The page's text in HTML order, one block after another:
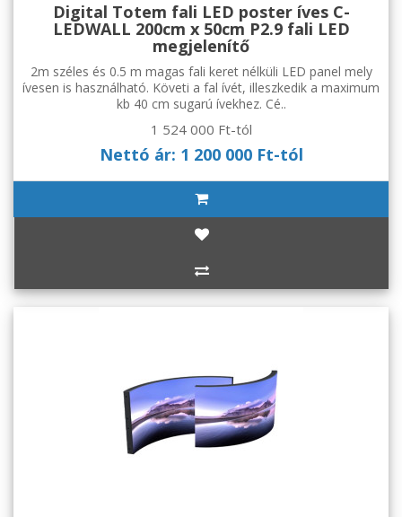
Digital Totem fali LED poster íves C-
LEDWALL 200cm x 50cm P2.9 fali LED
megjelenítő
2m széles és 0.5 m magas fali keret nélküli LED panel mely
ívesen is használható. Követi a fal ívét, illeszkedik a maximum
kb 40 cm sugarú ívekhez. Cé..
1 524 000 Ft-tól
Nettó ár: 1 200 000 Ft-tól